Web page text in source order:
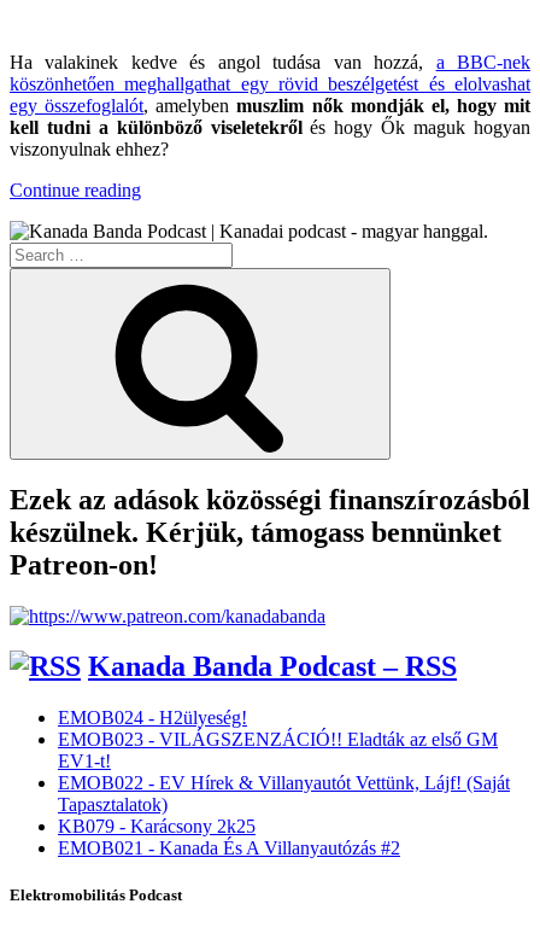
Ha valakinek kedve és angol tudása van hozzá, a BBC-nek
köszönhetően meghallgathat egy rövid beszélgetést és elolvashat
egy összefoglalót, amelybenmuszlim nők mondják el, hogy mit
kell tudni a különböző viseletekrőlés hogy Ők maguk hogyan
viszonyulnak ehhez?
Continue reading“Agyarország
Search
for:
Ezek az adások közösségi finanszírozásból
készülnek. Kérjük, támogass bennünket
Patreon-on!
Kanada Banda Podcast – RSS
EMOB024 - H2ülyeség!
EMOB023 - VILÁGSZENZÁCIÓ!! Eladták az első GM
EV1-t!
EMOB022 - EV Hírek & Villanyautót Vettünk, Lájf! (Saját
Tapasztalatok)
KB079 - Karácsony 2k25
EMOB021 - Kanada És A Villanyautózás #2
Elektromobilitás Podcast